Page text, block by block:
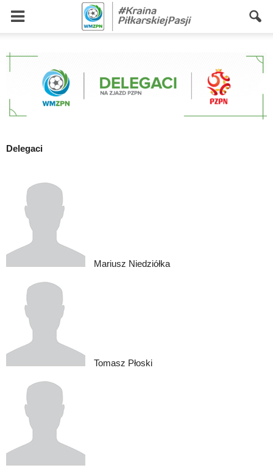
Delegaci
Mariusz Niedziółka
Tomasz Płoski